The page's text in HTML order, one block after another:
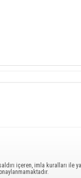
içeren, imla kuralları ile